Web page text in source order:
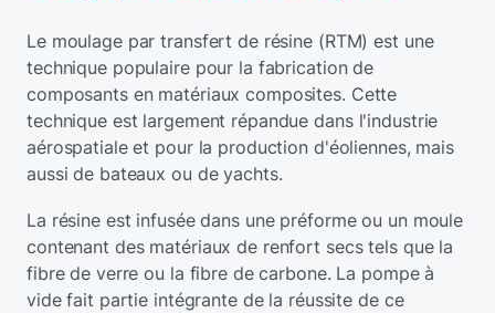
Le moulage par transfert de résine (RTM) est une
technique populaire pour la fabrication de
composants en matériaux composites. Cette
technique est largement répandue dans l'industrie
aérospatiale et pour la production d'éoliennes, mais
aussi de bateaux ou de yachts.
La résine est infusée dans une préforme ou un moule
contenant des matériaux de renfort secs tels que la
fibre de verre ou la fibre de carbone. La pompe à
vide fait partie intégrante de la réussite de ce